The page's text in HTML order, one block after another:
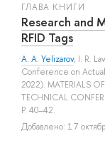
ГЛАВА КНИГИ
Research and
RFID Tags
A. A. Yelizarov, I. R.
Conference on Actual
2022). MATERIALS
TECHNICAL
P. 40–42.
Добавлено: 17